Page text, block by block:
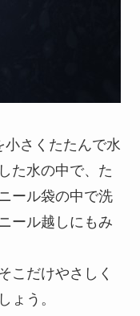
さくたたんで水
た水の中で、た
ール袋の中で洗
ール越しにもみ
こだけやさしく
ょう。